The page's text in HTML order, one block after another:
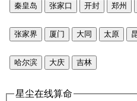
秦皇岛 张家口 开封 郑州
张家界 厦门 大同 太原
哈尔滨 大庆 吉林
星尘在线算命